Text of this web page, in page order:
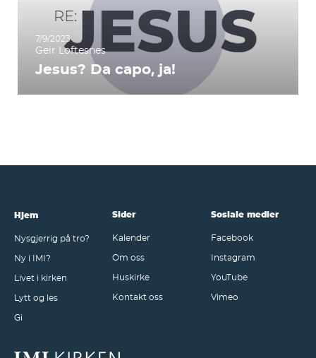
7/9/2023
Geir Loftesnes
Jesus? Da capo, ja!
Hjem
Nysgjerrig på tro?
Ny i IMI?
Livet i kirken
Lytt og les
Gi
Sider
Kalender
Om oss
Huskirke
Kontakt oss
Sosiale medier
Facebook
Instagram
YouTube
Vimeo